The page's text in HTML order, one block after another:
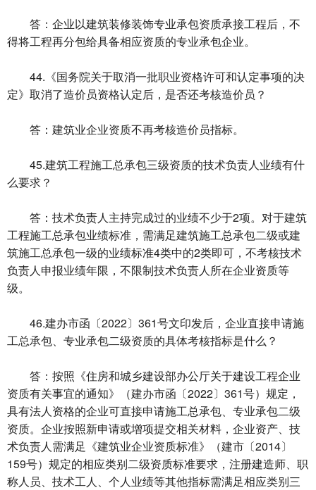
答：企业以建筑装修装饰专业承包资质承接工程后，不
得将工程再分包给具备相应资质的专业承包企业。
44.《国务院关于取消一批职业资格许可和认定事项的决
定》取消了造价员资格认定后，是否还考核造价员？
答：建筑业企业资质不再考核造价员指标。
45.建筑工程施工总承包三级资质的技术负责人业绩有什
么要求？
答：技术负责人主持完成过的业绩不少于2项。对于建筑
工程施工总承包业绩标准，需满足建筑施工总承包二级或建
筑施工总承包一级的业绩标准4类中的2类即可，不考核技术
负责人申报业绩年限，不限制技术负责人所在企业资质等
级。
46.建办市函〔2022〕361号文印发后，企业直接申请施
工总承包、专业承包二级资质的具体考核指标是什么？
答：按照《住房和城乡建设部办公厅关于建设工程企业
资质有关事宜的通知》（建办市函〔2022〕361号）规定，
具有法人资格的企业可直接申请施工总承包、专业承包二级
资质。企业按照新申请或增项提交相关材料，企业资产、技
术负责人需满足《建筑业企业资质标准》（建市〔2014〕
159号）规定的相应类别二级资质标准要求，注册建造师、职
称人员、技术工人、个人业绩等其他指标需满足相应类别三